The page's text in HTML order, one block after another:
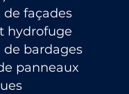
de façades
hydrofuge
de bardages
panneaux